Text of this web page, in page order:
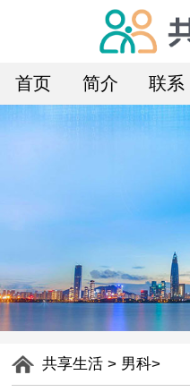
首页 简介 联系
共享生活 > 男科>